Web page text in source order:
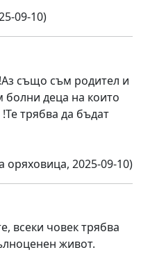
09-10)
също съм родител и
деца на които
трябва да бъдат
оряховица, 2025-09-10)
всеки човек трябва
живот.